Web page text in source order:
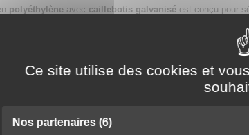
Ce site utilise des cookies et
Nos partenaires (6)
polyéthylène avec caillebotis galvanisé est conçu pour
confort d’utilisation et une manipulation facilitée.
côtés permettent un déplacement rapide et sécurisé à
ou fuites accidentelles de liquides polluants lors du
entrepôt, maintenance, secteur chimique ou agroalimentaire.